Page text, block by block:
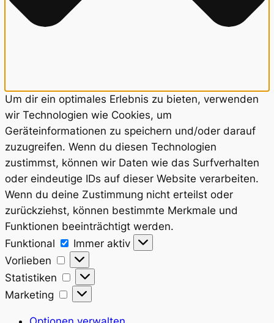
Um dir ein optimales Erlebnis zu bieten, verwenden
wir Technologien wie Cookies, um
Geräteinformationen zu speichern und/oder darauf
zuzugreifen. Wenn du diesen Technologien
zustimmst, können wir Daten wie das Surfverhalten
oder eindeutige IDs auf dieser Website verarbeiten.
Wenn du deine Zustimmung nicht erteilst oder
zurückziehst, können bestimmte Merkmale und
Funktionen beeinträchtigt werden.
Funktional
Funktional
Immer aktiv
Vorlieben
Vorlieben
Statistiken
Statistiken
Marketing
Marketing